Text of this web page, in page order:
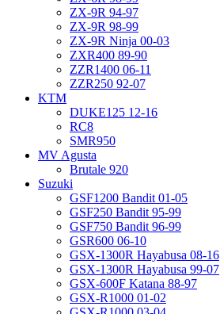
ZX-9R 94-97
ZX-9R 98-99
ZX-9R Ninja 00-03
ZXR400 89-90
ZZR1400 06-11
ZZR250 92-07
KTM
DUKE125 12-16
RC8
SMR950
MV Agusta
Brutale 920
Suzuki
GSF1200 Bandit 01-05
GSF250 Bandit 95-99
GSF750 Bandit 96-99
GSR600 06-10
GSX-1300R Hayabusa 08-16
GSX-1300R Hayabusa 99-07
GSX-600F Katana 88-97
GSX-R1000 01-02